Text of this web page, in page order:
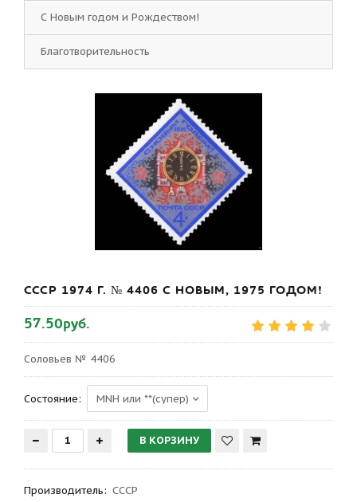
СССР 1974 Г. № 4406 С НОВЫМ, 1975 ГОДОМ!
57.50руб.
Соловьев № 4406
Состояние:
Производитель: СССР
С Новым годом и Рождеством!
Благотворительность